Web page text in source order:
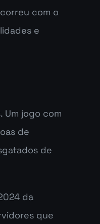
com o
e
Um jogo com
de
de
da
que